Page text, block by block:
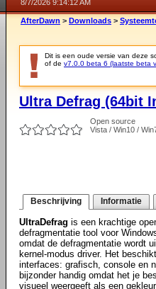
8/7/2026 9:14:12 AM
AfterDawn > Downloads >
Dit is een oude versie van deze
of de v7.0.0 beta 6 (laatste beta
Ultra Defrag (64bit
Open source
Vista / Win10 /
Beschrijving Informatie
UltraDefrag is een krachtige
defragmentatie tool voor
omdat de defragmentatie wordt
kernel-modus driver. Het
interfaces: grafisch, console en
bijzonder handig omdat het je
visueel weergeeft als een